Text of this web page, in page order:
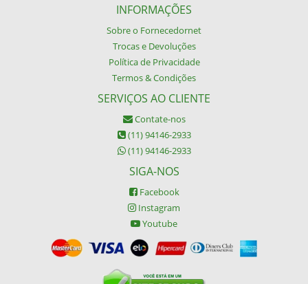
INFORMAÇÕES
Sobre o Fornecedornet
Trocas e Devoluções
Política de Privacidade
Termos & Condições
SERVIÇOS AO CLIENTE
Contate-nos
(11) 94146-2933
(11) 94146-2933
SIGA-NOS
Facebook
Instagram
Youtube